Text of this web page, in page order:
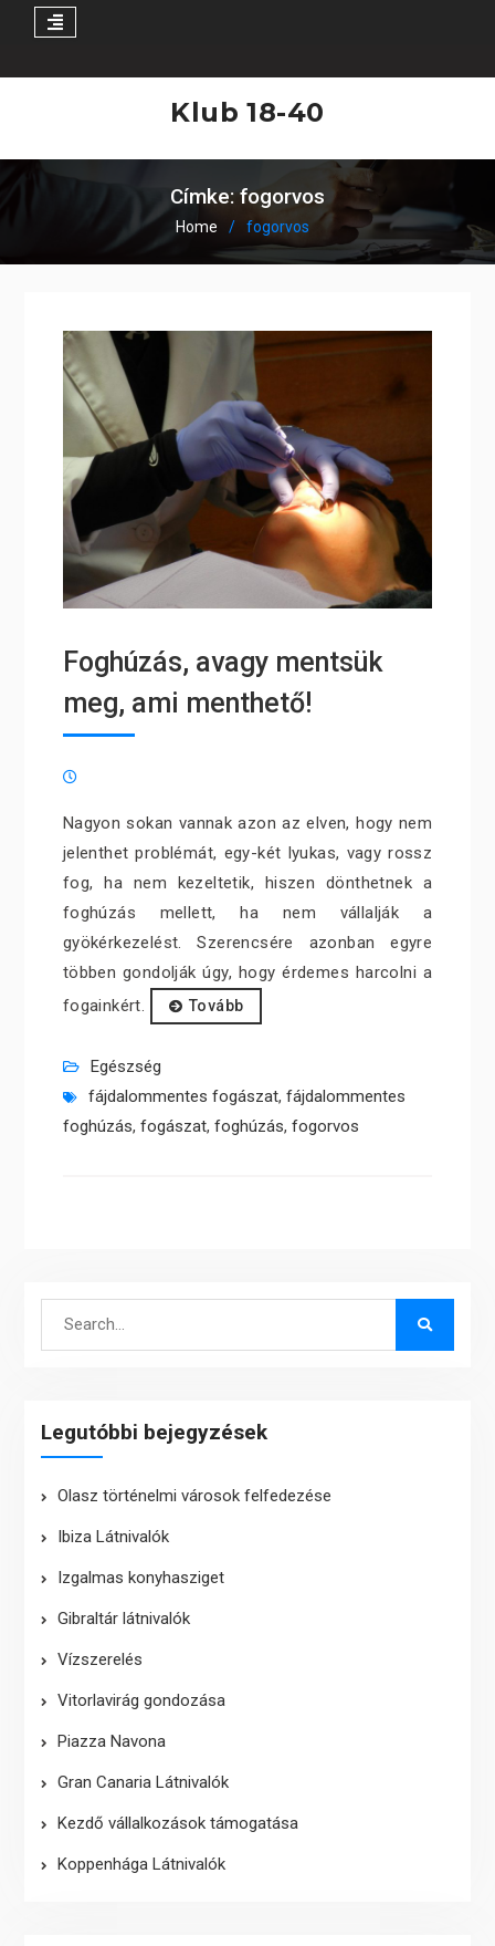
Klub 18-40
Címke:fogorvos
Home fogorvos
Foghúzás, avagy mentsük
meg, ami menthető!
Nagyon sokan vannak azon az elven, hogy nem
jelenthet problémát, egy-két lyukas, vagy rossz
fog, ha nem kezeltetik, hiszen dönthetnek a
foghúzás mellett, ha nem vállalják a
gyökérkezelést. Szerencsére azonban egyre
többen gondolják úgy, hogy érdemes harcolni a
fogainkért.
Tovább
Egészség
fájdalommentes fogászat, fájdalommentes
foghúzás, fogászat, foghúzás, fogorvos
Legutóbbi bejegyzések
Olasz történelmi városok felfedezése
Ibiza Látnivalók
Izgalmas konyhasziget
Gibraltár látnivalók
Vízszerelés
Vitorlavirág gondozása
Piazza Navona
Gran Canaria Látnivalók
Kezdő vállalkozások támogatása
Koppenhága Látnivalók